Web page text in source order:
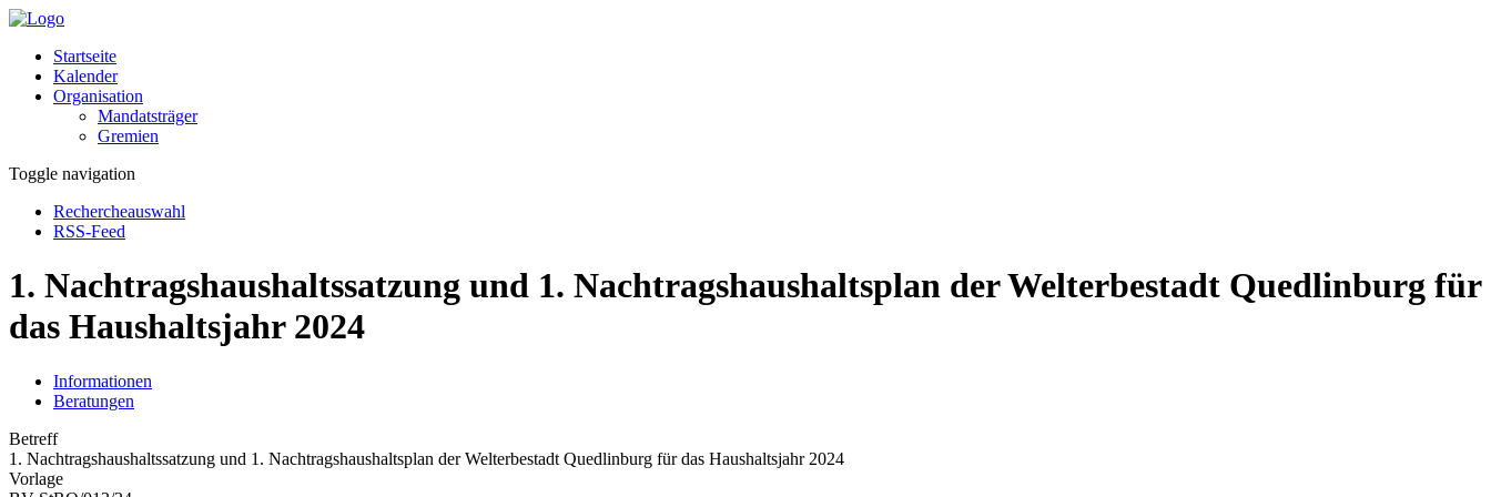
Startseite
Kalender
Organisation
Mandatsträger
Gremien
Toggle navigation
Rechercheauswahl
RSS-Feed
1. Nachtragshaushaltssatzung und 1. Nachtragshaushaltsplan der Welterbestadt Quedlinburg für
das Haushaltsjahr 2024
Informationen
Beratungen
Betreff
1. Nachtragshaushaltssatzung und 1. Nachtragshaushaltsplan der Welterbestadt Quedlinburg für das Haushaltsjahr 2024
Vorlage